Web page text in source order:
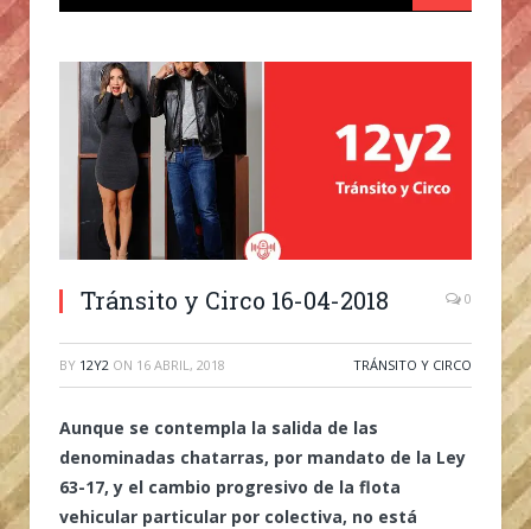
Tránsito y Circo 16-04-2018 0
BY 12Y2 ON 16 ABRIL, 2018 TRÁNSITO Y CIRCO
Aunque se contempla la salida de las
denominadas chatarras, por mandato de la Ley
63-17, y el cambio progresivo de la flota
vehicular particular por colectiva, no está